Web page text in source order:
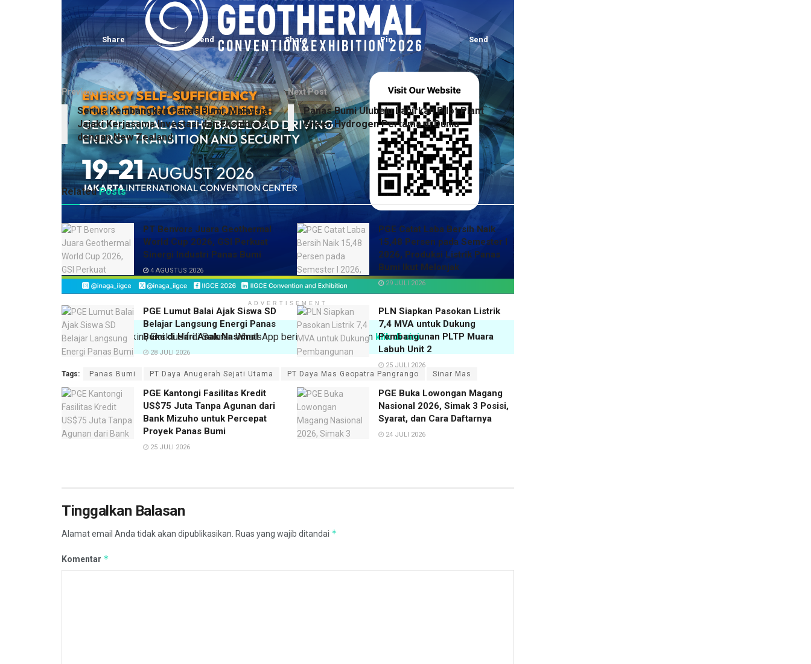
ADVERTISEMENT
Ikuti Berita Terkini, Eksklusif di Saluran WhatsApp beritageothermal.com klik di sini
Tags: Panas Bumi PT Daya Anugerah Sejati Utama PT Daya Mas Geopatra Pangrango Sinar Mas
Share Send Share Pin Send
Previous Post
Serius Kembangkan Panas Bumi, Malaysia
Jajaki Kerjasama Investasi dan Eksplorasi
dengan New Zealand
Next Post
Panas Bumi Ulubelu Lahirkan Pilot Plant
Green Hydrogen Pertama di Dunia
RelatedPosts
PT Benvors Juara Geothermal
World Cup 2026, GSI Perkuat
Sinergi Industri Panas Bumi
4 AGUSTUS 2026
PGE Catat Laba Bersih Naik
15,48 Persen pada Semester I
2026, Produksi Listrik Panas
Bumi Ikut Melonjak
29 JULI 2026
PGE Lumut Balai Ajak Siswa SD
Belajar Langsung Energi Panas
Bumi di Hari Anak Nasional
28 JULI 2026
PLN Siapkan Pasokan Listrik
7,4 MVA untuk Dukung
Pembangunan PLTP Muara
Labuh Unit 2
25 JULI 2026
PGE Kantongi Fasilitas Kredit
US$75 Juta Tanpa Agunan dari
Bank Mizuho untuk Percepat
Proyek Panas Bumi
25 JULI 2026
PGE Buka Lowongan Magang
Nasional 2026, Simak 3 Posisi,
Syarat, dan Cara Daftarnya
24 JULI 2026
Tinggalkan Balasan
Alamat email Anda tidak akan dipublikasikan. Ruas yang wajib ditandai *
Komentar *